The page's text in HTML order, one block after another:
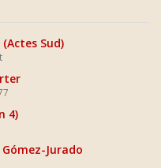
Sud)
4)
Jurado